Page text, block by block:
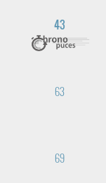
43
63
69